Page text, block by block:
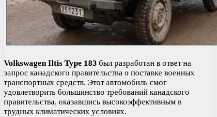
Volkswagen Iltis Type 183 был разработан в ответ на
запрос канадского правительства о поставке военных
транспортных средств. Этот автомобиль смог
удовлетворить большинство требований канадского
правительства, оказавшись высокоэффективным в
трудных климатических условиях.